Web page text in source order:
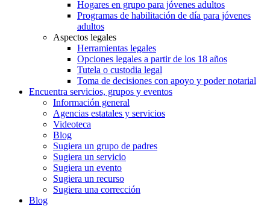
Hogares en grupo para jóvenes adultos
Programas de habilitación de día para jóvenes
adultos
Aspectos legales
Herramientas legales
Opciones legales a partir de los 18 años
Tutela o custodia legal
Toma de decisiones con apoyo y poder notarial
Encuentra servicios, grupos y eventos
Información general
Agencias estatales y servicios
Videoteca
Blog
Sugiera un grupo de padres
Sugiera un servicio
Sugiera un evento
Sugiera un recurso
Sugiera una corrección
Blog